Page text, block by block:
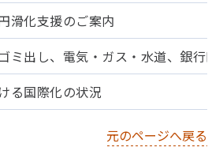
滑化支援のご案内
ミ出し、電気・ガス・水道、銀行
る国際化の状況
元のページへ戻る